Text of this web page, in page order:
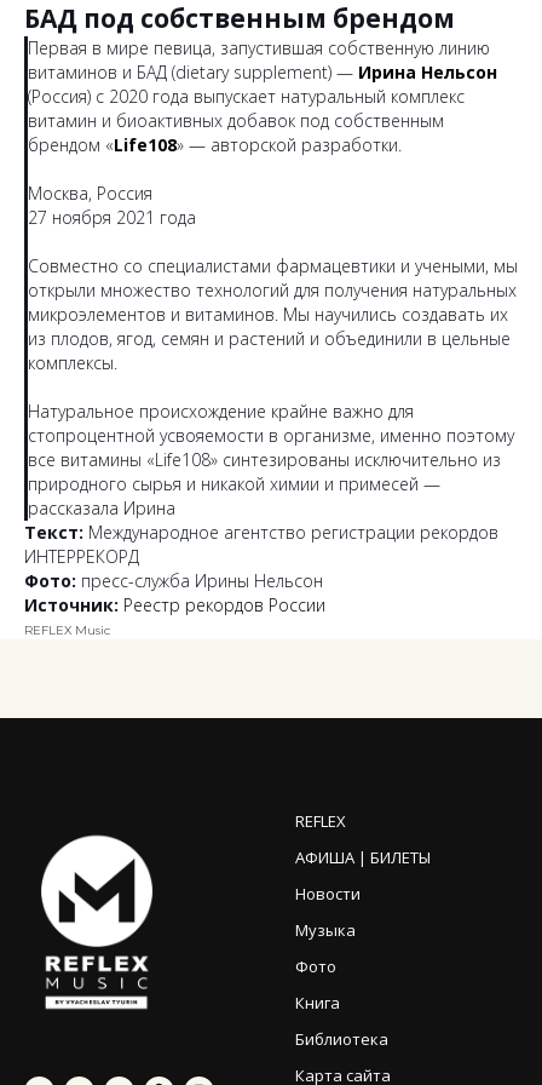
БАД под собственным брендом
Первая в мире певица, запустившая собственную линию
витаминов и БАД (dietary supplement) — Ирина Нельсон
(Россия) с 2020 года выпускает натуральный комплекс
витамин и биоактивных добавок под собственным
брендом «Life108» — авторской разработки.
Москва, Россия
27 ноября 2021 года
Совместно со специалистами фармацевтики и учеными, мы
открыли множество технологий для получения натуральных
микроэлементов и витаминов. Мы научились создавать их
из плодов, ягод, семян и растений и объединили в цельные
комплексы.
Натуральное происхождение крайне важно для
стопроцентной усвояемости в организме, именно поэтому
все витамины «Life108» синтезированы исключительно из
природного сырья и никакой химии и примесей —
рассказала Ирина
Текст: Международное агентство регистрации рекордов
ИНТЕРРЕКОРД
Фото: пресс-служба Ирины Нельсон
Источник: Реестр рекордов России
REFLEX Music
REFLEX
АФИША | БИЛЕТЫ
Новости
Музыка
Фото
Книга
Библиотека
Карта сайта